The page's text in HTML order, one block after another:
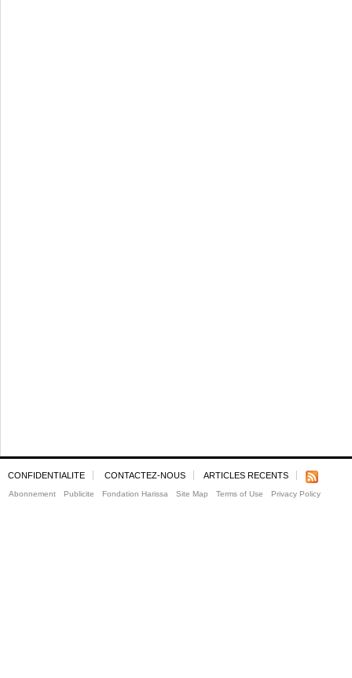
CONFIDENTIALITE CONTACTEZ-NOUS ARTICLES RECENTS
Abonnement Publicite Fondation Harissa Site Map Terms of Use Privacy Policy